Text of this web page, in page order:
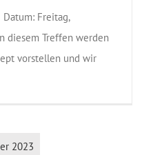
Datum: Freitag,
diesem Treffen werden
vorstellen und wir
2023